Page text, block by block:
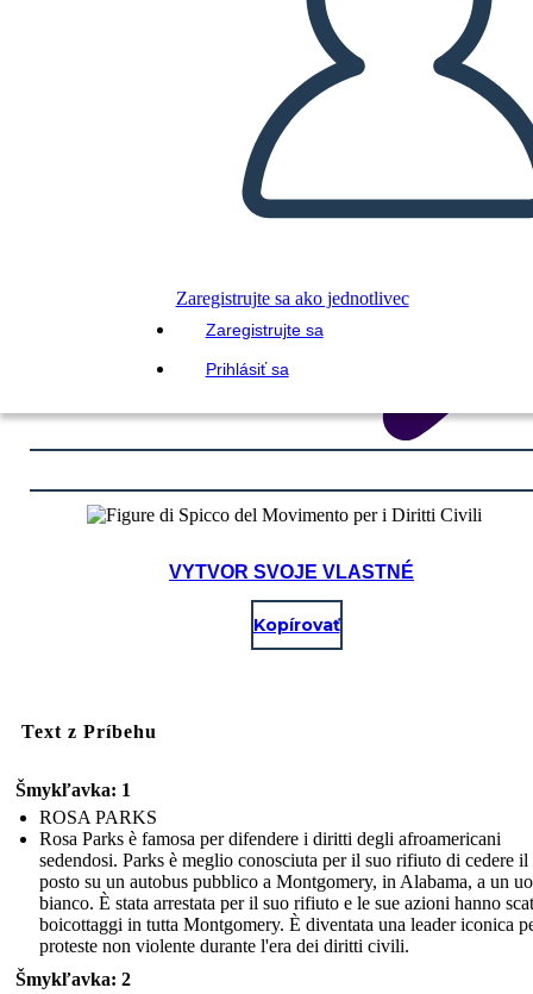
Zaregistrujte sa ako jednotlivec
Zaregistrujte sa
Prihlásiť sa
VYTVOR SVOJE VLASTNÉ
Kopírovať
Text z Príbehu
Šmykľavka: 1
ROSA PARKS
Rosa Parks è famosa per difendere i diritti degli afroamericani
sedendosi. Parks è meglio conosciuta per il suo rifiuto di cedere il
posto su un autobus pubblico a Montgomery, in Alabama, a un
bianco. È stata arrestata per il suo rifiuto e le sue azioni hanno
boicottaggi in tutta Montgomery. È diventata una leader iconica
proteste non violente durante l'era dei diritti civili.
Šmykľavka: 2